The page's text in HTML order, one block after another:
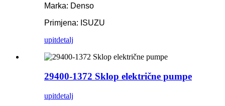
Marka: Denso
Primjena: ISUZU
upitdetalj
29400-1372 Sklop električne pumpe
upitdetalj